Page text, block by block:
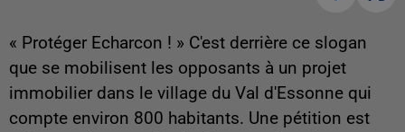
« Protéger Echarcon ! » C'est derrière ce slogan
que se mobilisent les opposants à un projet
immobilier dans le village du Val d'Essonne qui
compte environ 800 habitants. Une pétition est